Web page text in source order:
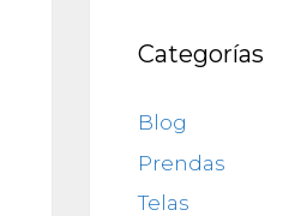
Categorías
Blog
Prendas
Telas